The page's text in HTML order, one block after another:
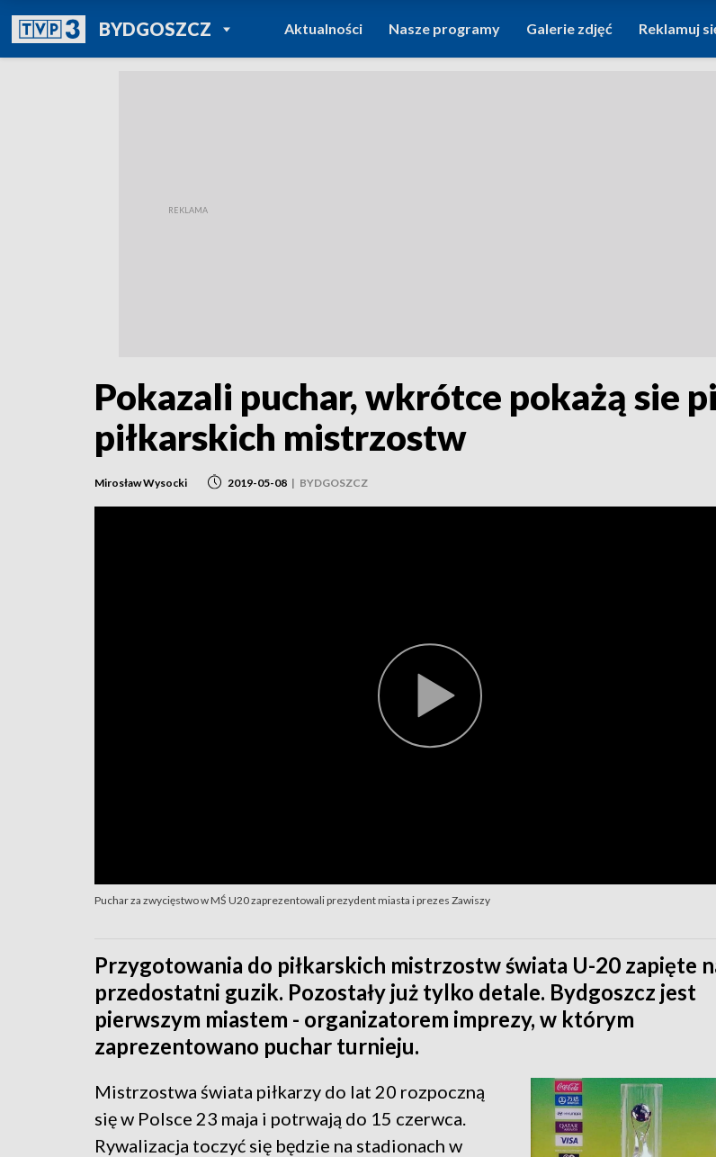
BYDGOSZCZPOWRÓT DO
TVP REGIONY
Aktualności Nasze programy Galerie zdjęć Reklamuj
Pokazali puchar, wkrótce pokażą sie
piłkarskich mistrzostw
Mirosław Wysocki 2019-05-08 | BYDGOSZCZ
Puchar za zwycięstwo w MŚ U20 zaprezentowali prezydent miasta i prezes Zawiszy
Przygotowania do piłkarskich mistrzostw świata U-20 zapięte
przedostatni guzik. Pozostały już tylko detale. Bydgoszcz jest
pierwszym miastem - organizatorem imprezy, w którym
zaprezentowano puchar turnieju.
Mistrzostwa świata piłkarzy do lat 20 rozpoczną
się w Polsce 23 maja i potrwają do 15 czerwca.
Rywalizacja toczyć się będzie na stadionach w